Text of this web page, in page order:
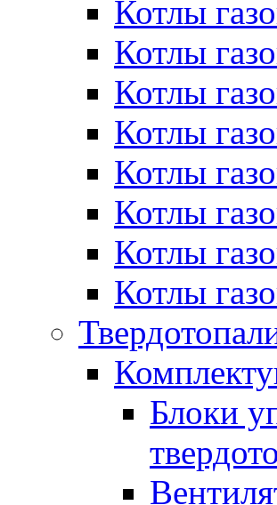
Котлы
Котлы
Котлы
Котлы
Котлы
Котлы
Котлы
Котлы
Блоки